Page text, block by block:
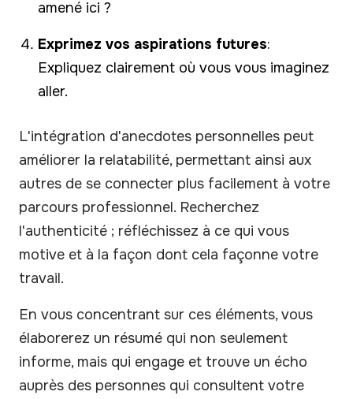
amené ici ?
Exprimez vos aspirations futures:
Expliquez clairement où vous vous imaginez
aller.
L'intégration d'anecdotes personnelles peut
améliorer la relatabilité, permettant ainsi aux
autres de se connecter plus facilement à votre
parcours professionnel. Recherchez
l'authenticité ; réfléchissez à ce qui vous
motive et à la façon dont cela façonne votre
travail.
En vous concentrant sur ces éléments, vous
élaborerez un résumé qui non seulement
informe, mais qui engage et trouve un écho
auprès des personnes qui consultent votre